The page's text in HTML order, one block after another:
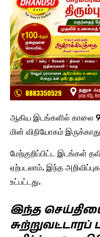
ஆகிய இடங்களில் காலை
மின் விநியோகம்
மேற்குறிப்பிட்ட இடங்கள்
ஏற்படலாம். இந்த
உட்பட்டது.
இந்த
சுற்றுவட்டாரப்